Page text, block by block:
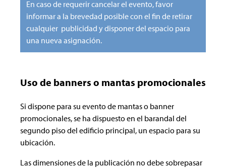
En caso de requerir cancelar el evento, favor
informar a la brevedad posible con el fin de retirar
cualquier publicidad y disponer del espacio para
una nueva asignación.
Uso de banners o mantas promocionales
Si dispone para su evento de mantas o banner
promocionales, se ha dispuesto en el barandal del
segundo piso del edificio principal, un espacio para su
ubicación.
Las dimensiones de la publicación no debe sobrepasar